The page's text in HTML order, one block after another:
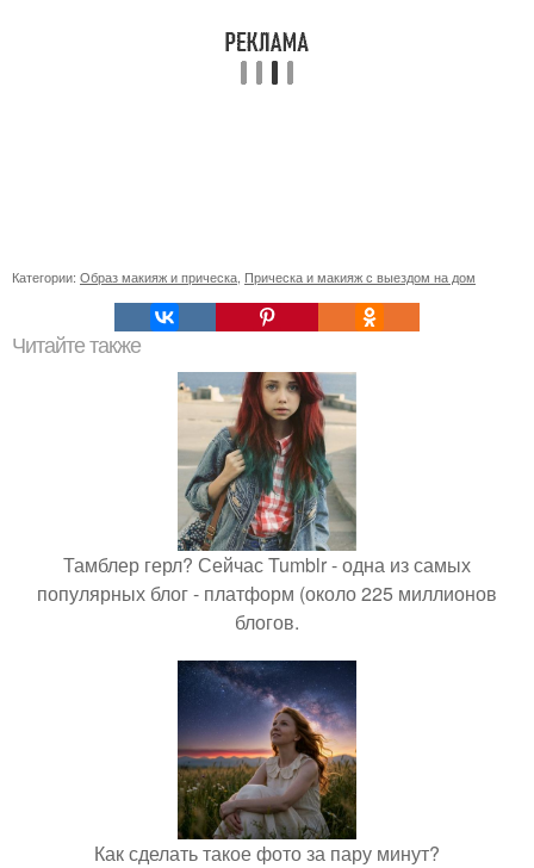
Категории: Образ макияж и прическа Прическа и макияж с выездом на дом
Читайте также
Тамблер герл? Сейчас Tumblr - одна из самых
популярных блог - платформ (около 225 миллионов
блогов.
Как сделать такое фото за пару минут?